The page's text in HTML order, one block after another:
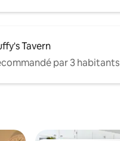
Tavern
par 3 habitants